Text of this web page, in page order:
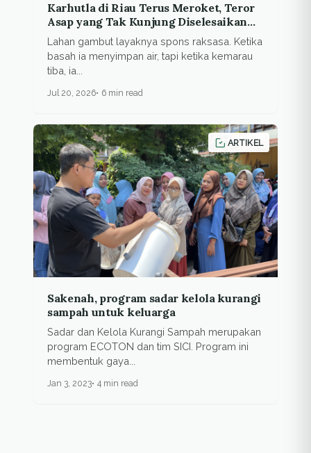
Karhutla di Riau Terus Meroket, Teror
Asap yang Tak Kunjung Diselesaikan
Negara
Lahan gambut layaknya spons raksasa. Ketika
basah ia menyimpan air, tapi ketika kemarau
tiba, ia...
Jul 20, 2026 6 min read
ARTIKEL
Sakenah, program sadar kelola kurangi
sampah untuk keluarga
Sadar dan Kelola Kurangi Sampah merupakan
program ECOTON dan tim SICI. Program ini
membentuk gaya...
Jan 3, 2023 4 min read